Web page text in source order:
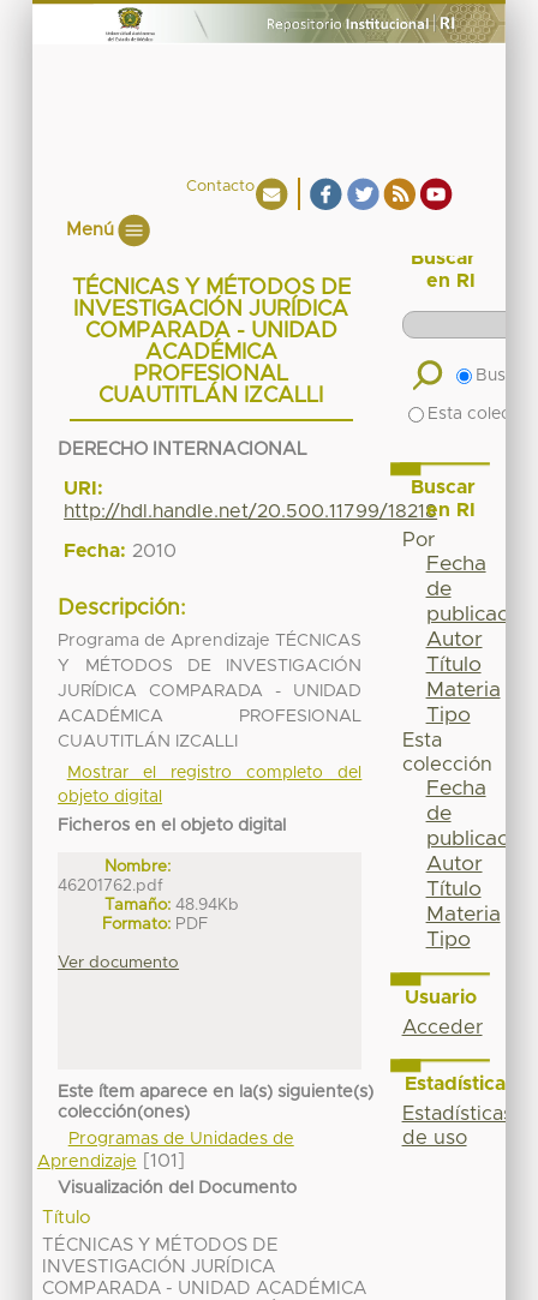
Contacto
Menú
TÉCNICAS Y MÉTODOS DE
INVESTIGACIÓN JURÍDICA
COMPARADA - UNIDAD
ACADÉMICA
PROFESIONAL
CUAUTITLÁN IZCALLI
DERECHO INTERNACIONAL
URI:
http://hdl.handle.net/20.500.11799/18218
Fecha: 2010
Descripción:
Programa de Aprendizaje TÉCNICAS
Y MÉTODOS DE INVESTIGACIÓN
JURÍDICA COMPARADA - UNIDAD
ACADÉMICA PROFESIONAL
CUAUTITLÁN IZCALLI
Mostrar el registro completo del
objeto digital
Ficheros en el objeto digital
Nombre:
46201762.pdf
Tamaño: 48.94Kb
Formato: PDF
Ver documento
Este ítem aparece en la(s) siguiente(s)
colección(ones)
Programas de Unidades de
Aprendizaje
[101]
Visualización del Documento
Título
TÉCNICAS Y MÉTODOS DE
INVESTIGACIÓN JURÍDICA
COMPARADA - UNIDAD ACADÉMICA
Buscar
en RI
Buscar
Esta
Buscar
en RI
Por
Fecha
de
publicación
Autor
Título
Materia
Tipo
Esta
colección
Fecha
de
publicación
Autor
Título
Materia
Tipo
Usuario
Acceder
Estadísticas
Estadísticas
de uso